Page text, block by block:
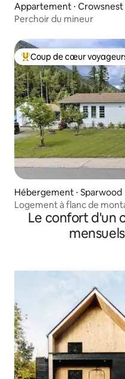
Appartement ⋅ Crowsnest
Perchoir du mineur
Coups de cœur voyageurs
Coup de cœur
Hébergement ⋅ Sparwood
Logement à flanc de
Le confort d'un